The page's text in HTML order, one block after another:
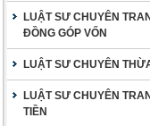
LUẬT SƯ CHUYÊN
ĐỒNG GÓP VỐN
LUẬT SƯ CHUYÊN
LUẬT SƯ CHUYÊN
TIỀN